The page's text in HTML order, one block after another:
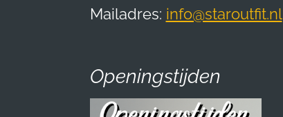
Mailadres: info@staroutfit.nl
Openingstijden